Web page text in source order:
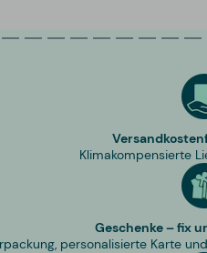
Klimakompensierte
Geschenke – fix
personalisierte Karte